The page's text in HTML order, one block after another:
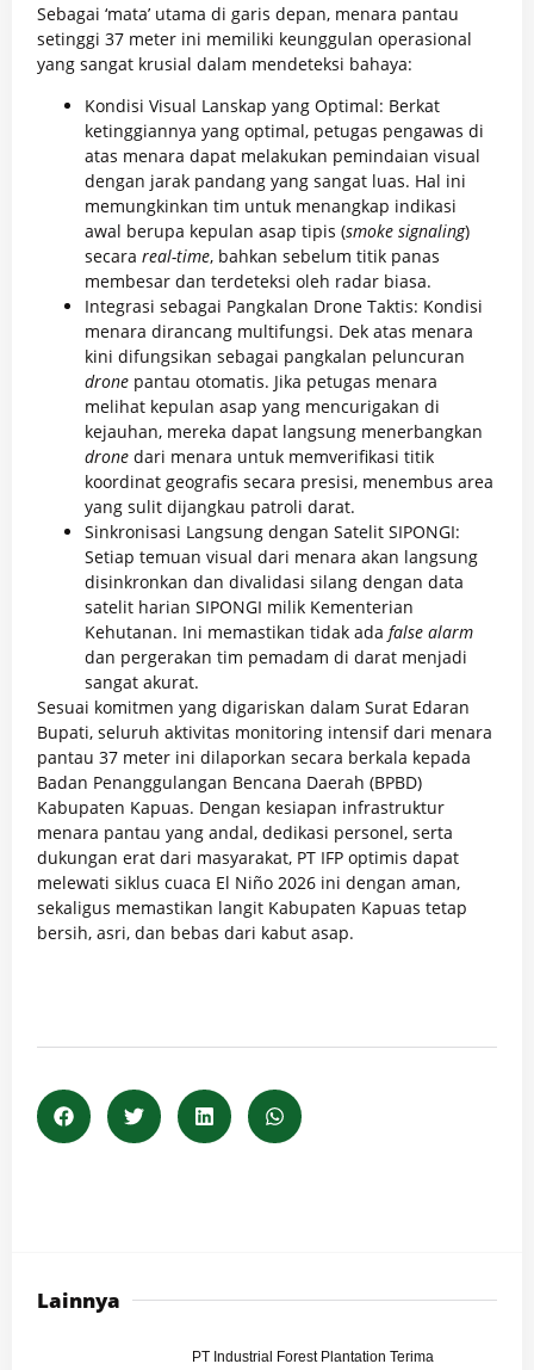
Sebagai ‘mata’ utama di garis depan, menara pantau
setinggi 37 meter ini memiliki keunggulan operasional
yang sangat krusial dalam mendeteksi bahaya:
Kondisi Visual Lanskap yang Optimal: Berkat
ketinggiannya yang optimal, petugas pengawas di
atas menara dapat melakukan pemindaian visual
dengan jarak pandang yang sangat luas. Hal ini
memungkinkan tim untuk menangkap indikasi
awal berupa kepulan asap tipis (smoke signaling)
secara real-time, bahkan sebelum titik panas
membesar dan terdeteksi oleh radar biasa.
Integrasi sebagai Pangkalan Drone Taktis: Kondisi
menara dirancang multifungsi. Dek atas menara
kini difungsikan sebagai pangkalan peluncuran
drone pantau otomatis. Jika petugas menara
melihat kepulan asap yang mencurigakan di
kejauhan, mereka dapat langsung menerbangkan
drone dari menara untuk memverifikasi titik
koordinat geografis secara presisi, menembus area
yang sulit dijangkau patroli darat.
Sinkronisasi Langsung dengan Satelit SIPONGI:
Setiap temuan visual dari menara akan langsung
disinkronkan dan divalidasi silang dengan data
satelit harian SIPONGI milik Kementerian
Kehutanan. Ini memastikan tidak ada false alarm
dan pergerakan tim pemadam di darat menjadi
sangat akurat.
Sesuai komitmen yang digariskan dalam Surat Edaran
Bupati, seluruh aktivitas monitoring intensif dari menara
pantau 37 meter ini dilaporkan secara berkala kepada
Badan Penanggulangan Bencana Daerah (BPBD)
Kabupaten Kapuas. Dengan kesiapan infrastruktur
menara pantau yang andal, dedikasi personel, serta
dukungan erat dari masyarakat, PT IFP optimis dapat
melewati siklus cuaca El Niño 2026 ini dengan aman,
sekaligus memastikan langit Kabupaten Kapuas tetap
bersih, asri, dan bebas dari kabut asap.
Lainnya
PT Industrial Forest Plantation Terima